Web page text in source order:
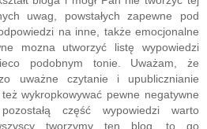
uwag, powstałych zapewne pod
na inne, także emocjonalne
mozna utworzyć listę wypowiedzi
podobnym tonie. Uważam, że
uważne czytanie i upublicznianie
wykropkowywać pewne negatywne
część wypowiedzi warto
tworzymy ten blog, to go